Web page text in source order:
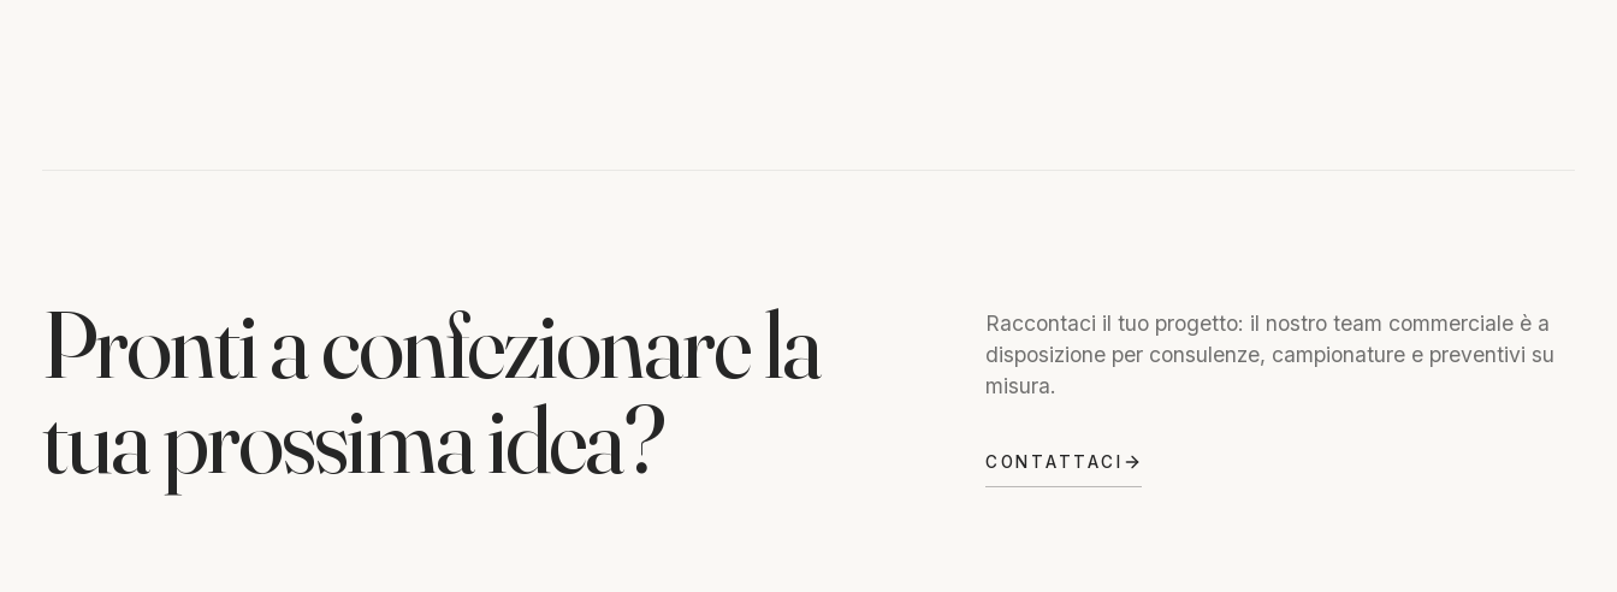
Pronti a confezionare la
tua prossima idea?
Raccontaci il tuo progetto: il nostro team commerciale è a
disposizione per consulenze, campionature e preventivi su
misura.
CONTATTACI